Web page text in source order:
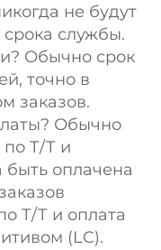
не будут
срока службы.
Обычно срок
точно в
заказов.
Обычно
по Т/Т и
оплачена
Т/Т и оплата
(LC).